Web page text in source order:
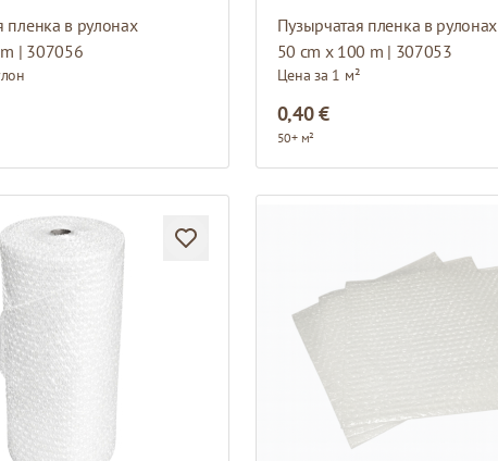
пленка в рулонах
| 307056
Пузырчатая пленка в рулонах
50 cm x 100 m | 307053
Цена за 1 м²
0,40 €
50+ м²